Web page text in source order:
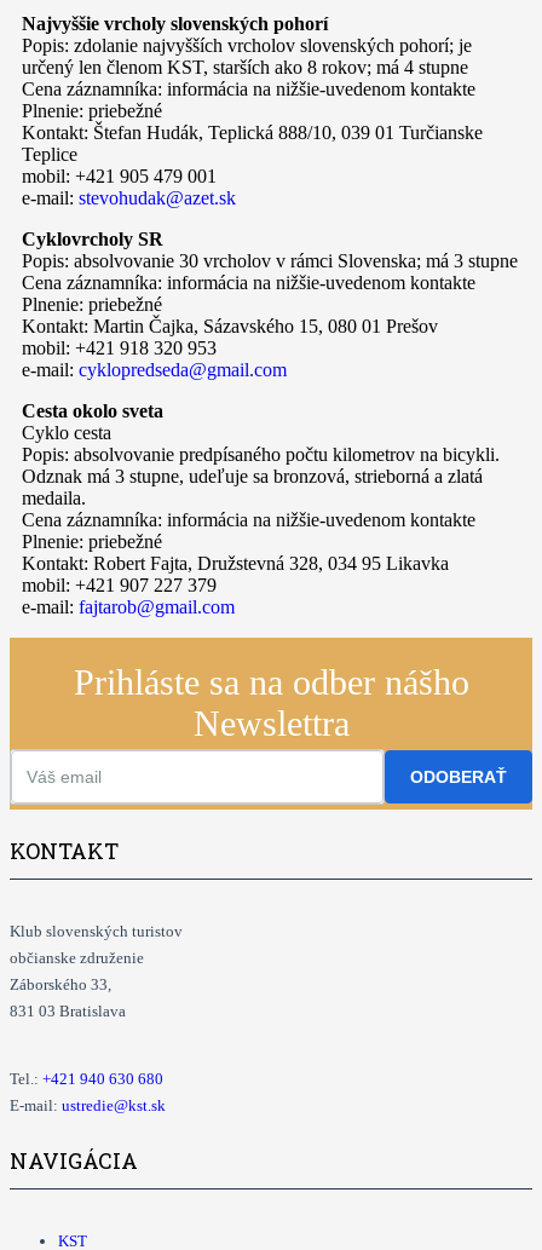
Najvyššie vrcholy slovenských pohorí
Popis: zdolanie najvyšších vrcholov slovenských pohorí; je
určený len členom KST, starších ako 8 rokov; má 4 stupne
Cena záznamníka: informácia na nižšie-uvedenom kontakte
Plnenie: priebežné
Kontakt: Štefan Hudák, Teplická 888/10, 039 01 Turčianske
Teplice
mobil: +421 905 479 001
e-mail: stevohudak@azet.sk
Cyklovrcholy SR
Popis: absolvovanie 30 vrcholov v rámci Slovenska; má 3 stupne
Cena záznamníka: informácia na nižšie-uvedenom kontakte
Plnenie: priebežné
Kontakt: Martin Čajka, Sázavského 15, 080 01 Prešov
mobil: +421 918 320 953
e-mail: cyklopredseda@gmail.com
Cesta okolo sveta
Cyklo cesta
Popis: absolvovanie predpísaného počtu kilometrov na bicykli.
Odznak má 3 stupne, udeľuje sa bronzová, strieborná a zlatá
medaila.
Cena záznamníka: informácia na nižšie-uvedenom kontakte
Plnenie: priebežné
Kontakt: Robert Fajta, Družstevná 328, 034 95 Likavka
mobil: +421 907 227 379
e-mail: fajtarob@gmail.com
Prihláste sa na odber nášho
Newslettra
ODOBERAŤ
KONTAKT
Klub slovenských turistov
občianske združenie
Záborského 33,
831 03 Bratislava
Tel.: +421 940 630 680
E-mail: ustredie@kst.sk
NAVIGÁCIA
KST